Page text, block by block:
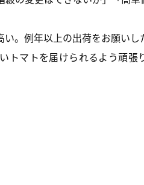
。例年以上の出荷をお願いし
トマトを届けられるよう頑張